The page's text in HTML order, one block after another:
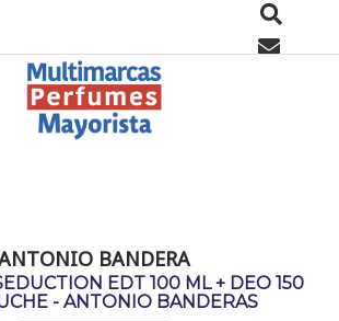
BANDERA
EDT 100 ML + DEO 150
- ANTONIO BANDERAS